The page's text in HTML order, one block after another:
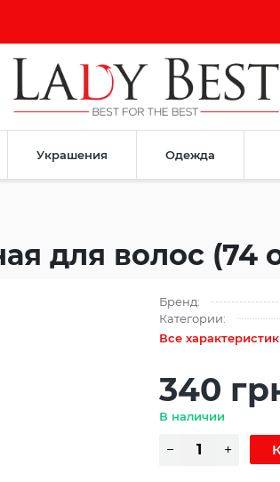
Украшения Одежда
для волос (74
Бренд:
Категории:
Все
340
В наличии